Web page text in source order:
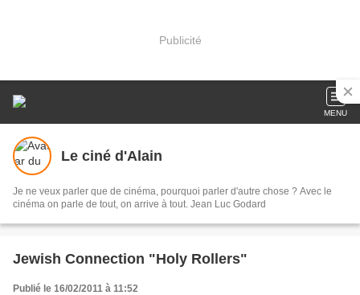
Publicité
MENU
Le ciné d'Alain
Je ne veux parler que de cinéma, pourquoi parler d'autre chose ? Avec le
cinéma on parle de tout, on arrive à tout. Jean Luc Godard
Jewish Connection "Holy Rollers"
Publié le 16/02/2011 à 11:52